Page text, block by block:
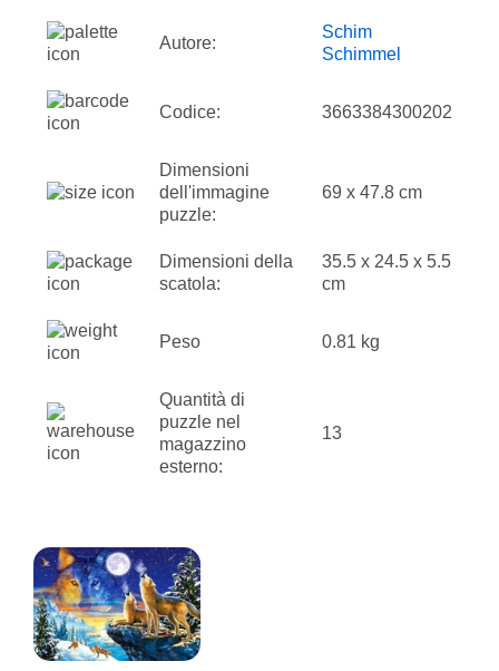
Autore:
Schim
Schimmel
Codice: 3663384300202
Dimensioni
dell'immagine
puzzle:
69 x 47.8 cm
Dimensioni della
scatola:
35.5 x 24.5 x 5.5
cm
Peso 0.81 kg
Quantità di
puzzle nel
magazzino
esterno:
13